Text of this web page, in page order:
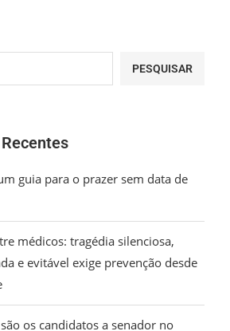
PESQUISAR
guia para o prazer sem data de
médicos: tragédia silenciosa,
e evitável exige prevenção desde
os candidatos a senador no